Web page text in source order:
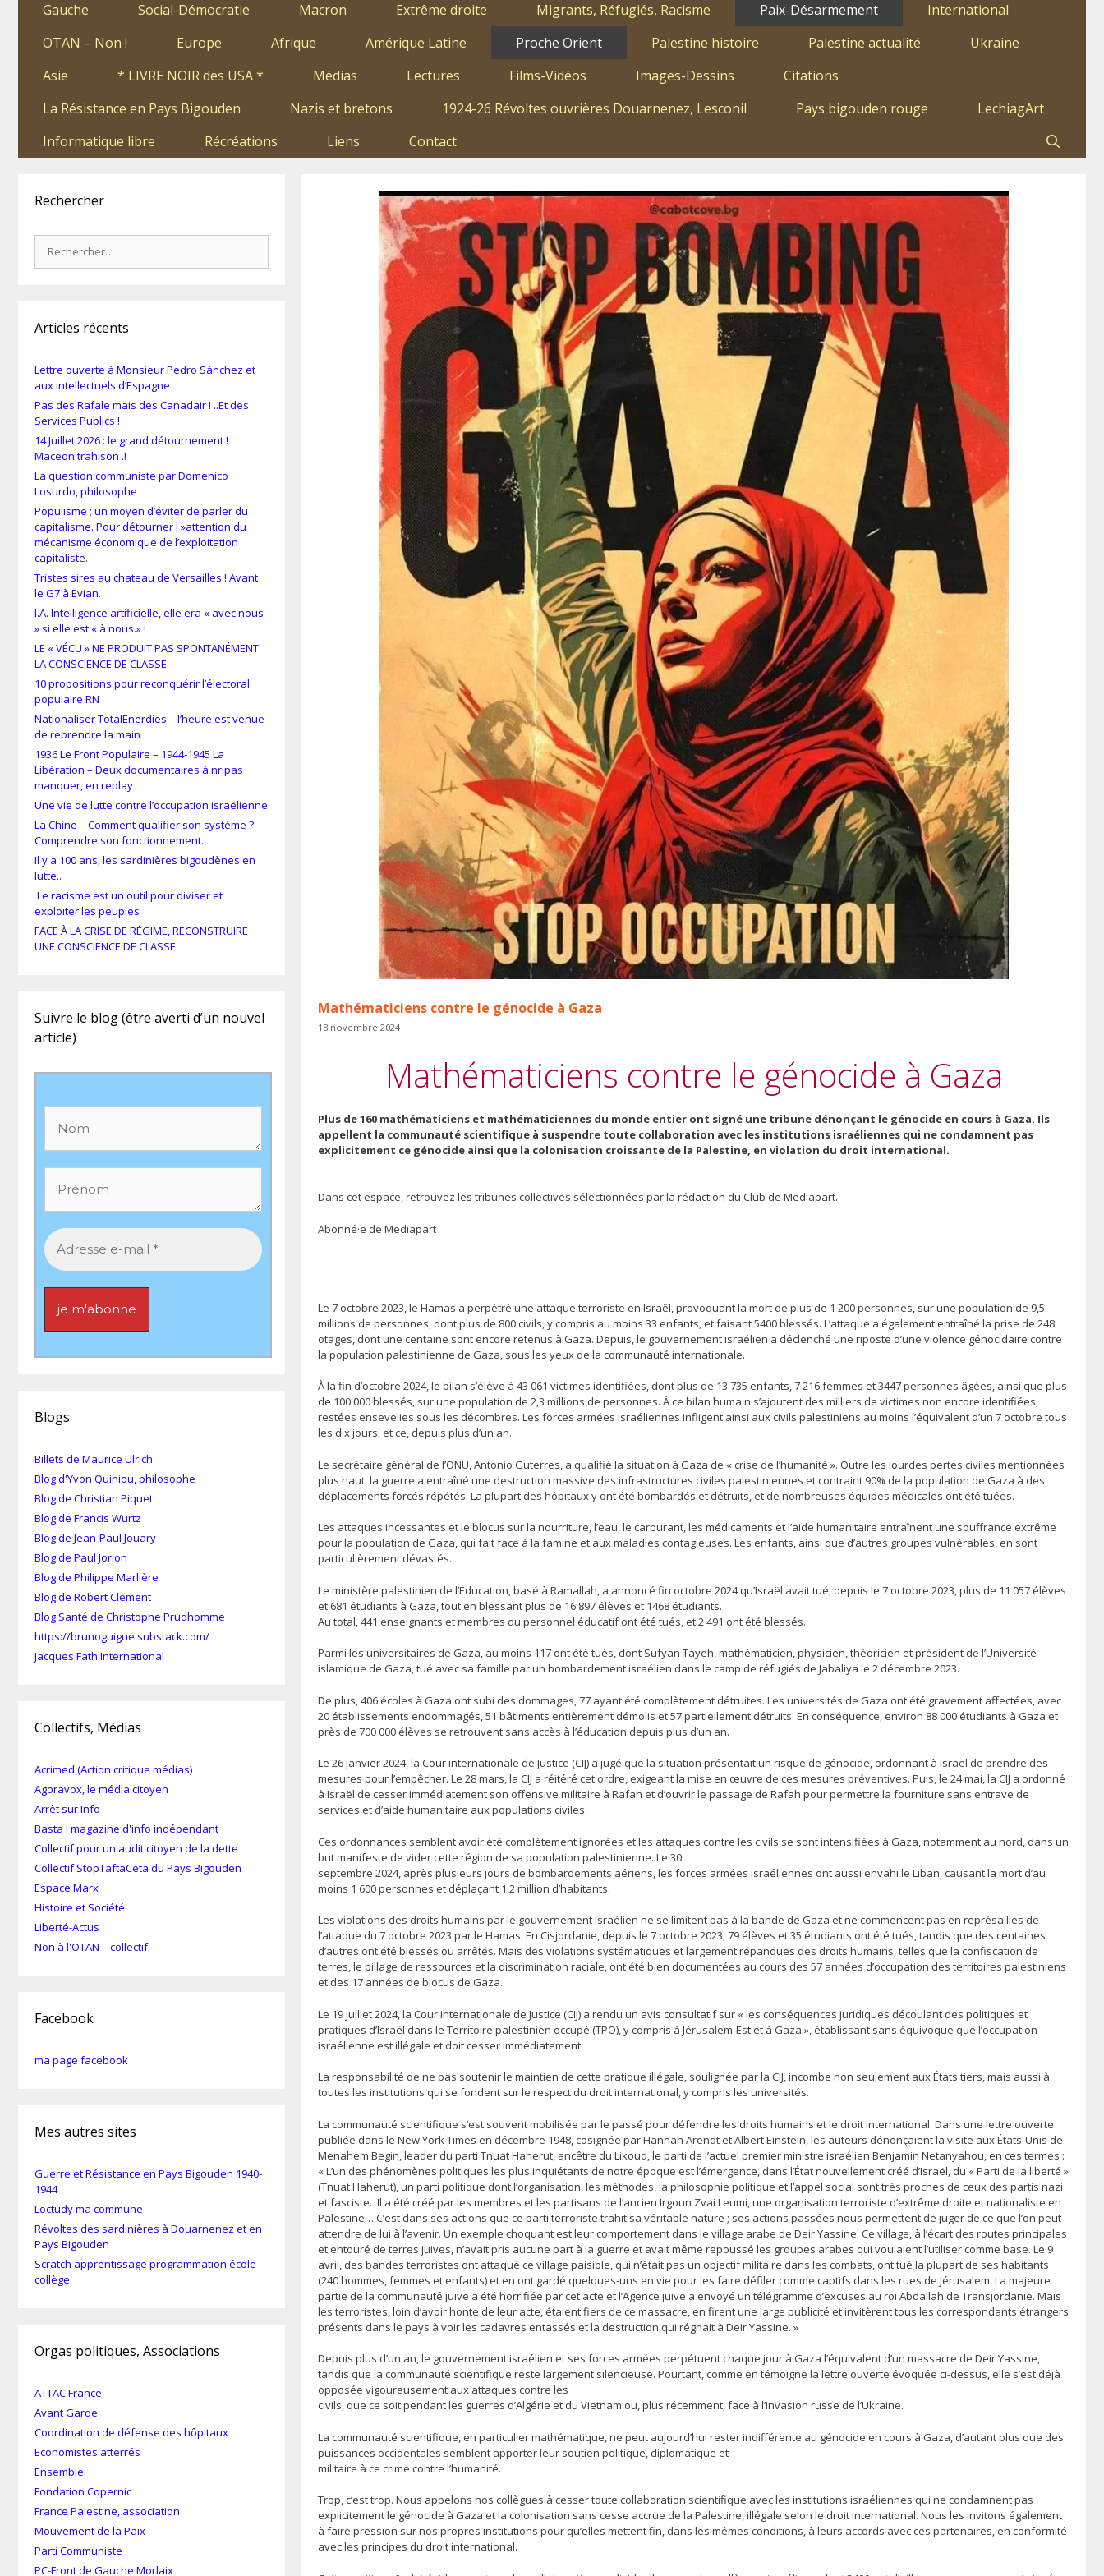
Gauche
Social-Démocratie Macron Extrême droite Migrants, Réfugiés, Racisme Paix-Désarmement
International
OTAN – Non !
Europe Afrique Amérique Latine Proche Orient Palestine histoire Palestine actualité
Ukraine
Asie
* LIVRE NOIR des USA * Médias Lectures Films-Vidéos Images-Dessins
Citations
La Résistance en Pays Bigouden
Nazis et bretons 1924-26 Révoltes ouvrières Douarnenez, Lesconil Pays bigouden rouge
LechiagArt
Informatique libre
Récréations Liens Contact
Mathématiciens contre le génocide à Gaza
18 novembre 2024
Mathématiciens contre le génocide à Gaza
Plus de 160 mathématiciens et mathématiciennes du monde entier ont signé une tribune dénonçant le génocide en cours à Gaza. Ils
appellent la communauté scientifique à suspendre toute collaboration avec les institutions israéliennes qui ne condamnent pas
explicitement ce génocide ainsi que la colonisation croissante de la Palestine, en violation du droit international.
Dans cet espace, retrouvez les tribunes collectives sélectionnées par la rédaction du Club de Mediapart.
Abonné·e de Mediapart
Le 7 octobre 2023, le Hamas a perpétré une attaque terroriste en Israël, provoquant la mort de plus de 1 200 personnes, sur une population de 9,5
millions de personnes, dont plus de 800 civils, y compris au moins 33 enfants, et faisant 5400 blessés. L’attaque a également entraîné la prise de 248
otages, dont une centaine sont encore retenus à Gaza. Depuis, le gouvernement israélien a déclenché une riposte d’une violence génocidaire contre
la population palestinienne de Gaza, sous les yeux de la communauté internationale.
À la fin d’octobre 2024, le bilan s’élève à 43 061 victimes identifiées, dont plus de 13 735 enfants, 7 216 femmes et 3447 personnes âgées, ainsi que plus
de 100 000 blessés, sur une population de 2,3 millions de personnes. À ce bilan humain s’ajoutent des milliers de victimes non encore identifiées,
restées ensevelies sous les décombres. Les forces armées israéliennes infligent ainsi aux civils palestiniens au moins l’équivalent d’un 7 octobre tous
les dix jours, et ce, depuis plus d’un an.
Le secrétaire général de l’ONU, Antonio Guterres, a qualifié la situation à Gaza de « crise de l’humanité ». Outre les lourdes pertes civiles mentionnées
plus haut, la guerre a entraîné une destruction massive des infrastructures civiles palestiniennes et contraint 90% de la population de Gaza à des
déplacements forcés répétés. La plupart des hôpitaux y ont été bombardés et détruits, et de nombreuses équipes médicales ont été tuées.
Les attaques incessantes et le blocus sur la nourriture, l’eau, le carburant, les médicaments et l’aide humanitaire entraînent une souffrance extrême
pour la population de Gaza, qui fait face à la famine et aux maladies contagieuses. Les enfants, ainsi que d’autres groupes vulnérables, en sont
particulièrement dévastés.
Le ministère palestinien de l’Éducation, basé à Ramallah, a annoncé fin octobre 2024 qu’Israël avait tué, depuis le 7 octobre 2023, plus de 11 057 élèves
et 681 étudiants à Gaza, tout en blessant plus de 16 897 élèves et 1468 étudiants.
Au total, 441 enseignants et membres du personnel éducatif ont été tués, et 2 491 ont été blessés.
Parmi les universitaires de Gaza, au moins 117 ont été tués, dont Sufyan Tayeh, mathématicien, physicien, théoricien et président de l’Université
islamique de Gaza, tué avec sa famille par un bombardement israélien dans le camp de réfugiés de Jabaliya le 2 décembre 2023.
De plus, 406 écoles à Gaza ont subi des dommages, 77 ayant été complètement détruites. Les universités de Gaza ont été gravement affectées, avec
20 établissements endommagés, 51 bâtiments entièrement démolis et 57 partiellement détruits. En conséquence, environ 88 000 étudiants à Gaza et
près de 700 000 élèves se retrouvent sans accès à l’éducation depuis plus d’un an.
Le 26 janvier 2024, la Cour internationale de Justice (CIJ) a jugé que la situation présentait un risque de génocide, ordonnant à Israël de prendre des
mesures pour l’empêcher. Le 28 mars, la CIJ a réitéré cet ordre, exigeant la mise en œuvre de ces mesures préventives. Puis, le 24 mai, la CIJ a ordonné
à Israël de cesser immédiatement son offensive militaire à Rafah et d’ouvrir le passage de Rafah pour permettre la fourniture sans entrave de
services et d’aide humanitaire aux populations civiles.
Ces ordonnances semblent avoir été complètement ignorées et les attaques contre les civils se sont intensifiées à Gaza, notamment au nord, dans un
but manifeste de vider cette région de sa population palestinienne. Le 30
septembre 2024, après plusieurs jours de bombardements aériens, les forces armées israéliennes ont aussi envahi le Liban, causant la mort d’au
moins 1 600 personnes et déplaçant 1,2 million d’habitants.
Les violations des droits humains par le gouvernement israélien ne se limitent pas à la bande de Gaza et ne commencent pas en représailles de
l’attaque du 7 octobre 2023 par le Hamas. En Cisjordanie, depuis le 7 octobre 2023, 79 élèves et 35 étudiants ont été tués, tandis que des centaines
d’autres ont été blessés ou arrêtés. Mais des violations systématiques et largement répandues des droits humains, telles que la confiscation de
terres, le pillage de ressources et la discrimination raciale, ont été bien documentées au cours des 57 années d’occupation des territoires palestiniens
et des 17 années de blocus de Gaza.
Le 19 juillet 2024, la Cour internationale de Justice (CIJ) a rendu un avis consultatif sur « les conséquences juridiques découlant des politiques et
pratiques d’Israël dans le Territoire palestinien occupé (TPO), y compris à Jérusalem-Est et à Gaza », établissant sans équivoque que l’occupation
israélienne est illégale et doit cesser immédiatement.
La responsabilité de ne pas soutenir le maintien de cette pratique illégale, soulignée par la CIJ, incombe non seulement aux États tiers, mais aussi à
toutes les institutions qui se fondent sur le respect du droit international, y compris les universités.
La communauté scientifique s’est souvent mobilisée par le passé pour défendre les droits humains et le droit international. Dans une lettre ouverte
publiée dans le New York Times en décembre 1948, cosignée par Hannah Arendt et Albert Einstein, les auteurs dénonçaient la visite aux États-Unis de
Menahem Begin, leader du parti Tnuat Haherut, ancêtre du Likoud, le parti de l’actuel premier ministre israélien Benjamin Netanyahou, en ces termes :
« L’un des phénomènes politiques les plus inquiétants de notre époque est l’émergence, dans l’État nouvellement créé d’Israël, du « Parti de la liberté »
(Tnuat Haherut), un parti politique dont l’organisation, les méthodes, la philosophie politique et l’appel social sont très proches de ceux des partis nazi
et fasciste. Il a été créé par les membres et les partisans de l’ancien Irgoun Zvai Leumi, une organisation terroriste d’extrême droite et nationaliste en
Palestine… C’est dans ses actions que ce parti terroriste trahit sa véritable nature ; ses actions passées nous permettent de juger de ce que l’on peut
attendre de lui à l’avenir. Un exemple choquant est leur comportement dans le village arabe de Deir Yassine. Ce village, à l’écart des routes principales
et entouré de terres juives, n’avait pris aucune part à la guerre et avait même repoussé les groupes arabes qui voulaient l’utiliser comme base. Le 9
avril, des bandes terroristes ont attaqué ce village paisible, qui n’était pas un objectif militaire dans les combats, ont tué la plupart de ses habitants
(240 hommes, femmes et enfants) et en ont gardé quelques-uns en vie pour les faire défiler comme captifs dans les rues de Jérusalem. La majeure
partie de la communauté juive a été horrifiée par cet acte et l’Agence juive a envoyé un télégramme d’excuses au roi Abdallah de Transjordanie. Mais
les terroristes, loin d’avoir honte de leur acte, étaient fiers de ce massacre, en firent une large publicité et invitèrent tous les correspondants étrangers
présents dans le pays à voir les cadavres entassés et la destruction qui régnait à Deir Yassine. »
Depuis plus d’un an, le gouvernement israélien et ses forces armées perpétuent chaque jour à Gaza l’équivalent d’un massacre de Deir Yassine,
tandis que la communauté scientifique reste largement silencieuse. Pourtant, comme en témoigne la lettre ouverte évoquée ci-dessus, elle s’est déjà
opposée vigoureusement aux attaques contre les
civils, que ce soit pendant les guerres d’Algérie et du Vietnam ou, plus récemment, face à l’invasion russe de l’Ukraine.
La communauté scientifique, en particulier mathématique, ne peut aujourd’hui rester indifférente au génocide en cours à Gaza, d’autant plus que des
puissances occidentales semblent apporter leur soutien politique, diplomatique et
militaire à ce crime contre l’humanité.
Trop, c’est trop. Nous appelons nos collègues à cesser toute collaboration scientifique avec les institutions israéliennes qui ne condamnent pas
explicitement le génocide à Gaza et la colonisation sans cesse accrue de la Palestine, illégale selon le droit international. Nous les invitons également
à faire pression sur nos propres institutions pour qu’elles mettent fin, dans les mêmes conditions, à leurs accords avec ces partenaires, en conformité
avec les principes du droit international.
Rechercher
Articles récents
Lettre ouverte à Monsieur Pedro Sánchez et
aux intellectuels d’Espagne
Pas des Rafale mais des Canadair ! ..Et des
Services Publics !
14 Juillet 2026 : le grand détournement !
Maceon trahison .!
La question communiste par Domenico
Losurdo, philosophe
Populisme ; un moyen d’éviter de parler du
capitalisme. Pour détourner l »attention du
mécanisme économique de l’exploitation
capitaliste.
Tristes sires au chateau de Versailles ! Avant
le G7 à Evian.
I.A. Intelligence artificielle, elle era « avec nous
» si elle est « à nous.» !
LE « VÉCU » NE PRODUIT PAS SPONTANÉMENT
LA CONSCIENCE DE CLASSE
10 propositions pour reconquérir l’électoral
populaire RN
Nationaliser TotalEnerdies – l’heure est venue
de reprendre la main
1936 Le Front Populaire – 1944-1945 La
Libération – Deux documentaires à nr pas
manquer, en replay
Une vie de lutte contre l’occupation israëlienne
La Chine – Comment qualifier son système ?
Comprendre son fonctionnement.
Il y a 100 ans, les sardinières bigoudènes en
lutte..
Le racisme est un outil pour diviser et
exploiter les peuples
FACE À LA CRISE DE RÉGIME, RECONSTRUIRE
UNE CONSCIENCE DE CLASSE.
Suivre le blog (être averti d’un nouvel
article)
Blogs
Billets de Maurice Ulrich
Blog d'Yvon Quiniou, philosophe
Blog de Christian Piquet
Blog de Francis Wurtz
Blog de Jean-Paul Jouary
Blog de Paul Jorion
Blog de Philippe Marlière
Blog de Robert Clement
Blog Santé de Christophe Prudhomme
https://brunoguigue.substack.com/
Jacques Fath International
Collectifs, Médias
Acrimed (Action critique médias)
Agoravox, le média citoyen
Arrêt sur Info
Basta ! magazine d'info indépendant
Collectif pour un audit citoyen de la dette
Collectif StopTaftaCeta du Pays Bigouden
Espace Marx
Histoire et Société
Liberté-Actus
Non à l'OTAN – collectif
Facebook
ma page facebook
Mes autres sites
Guerre et Résistance en Pays Bigouden 1940-
1944
Loctudy ma commune
Révoltes des sardinières à Douarnenez et en
Pays Bigouden
Scratch apprentissage programmation école
collège
Orgas politiques, Associations
ATTAC France
Avant Garde
Coordination de défense des hôpitaux
Economistes atterrés
Ensemble
Fondation Copernic
France Palestine, association
Mouvement de la Paix
Parti Communiste
PC-Front de Gauche Morlaix